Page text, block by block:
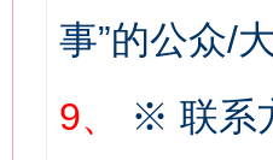
事”的公众/
9、
※ 联系